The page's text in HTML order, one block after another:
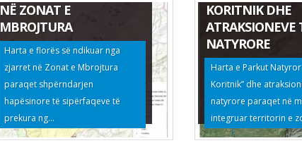
NË ZONAT E
MBROJTURA
Harta e florës së ndikuar nga
zjarret në Zonat e Mbrojtura
paraqet shpërndarjen
hapësinore të sipërfaqeve të
prekura ng...
KORITNIK DHE
ATRAKSIONEVE
NATYRORE
Harta e Parkut Natyror
Koritnik” dhe
natyrore paraqet në
integruar territorin e